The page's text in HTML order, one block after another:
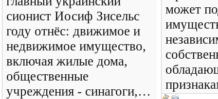
сионист Иосиф Зисельс
году отнёс: движимое и
недвижимое имущество,
включая жилые дома,
общественные
учреждения - синагоги,…
может